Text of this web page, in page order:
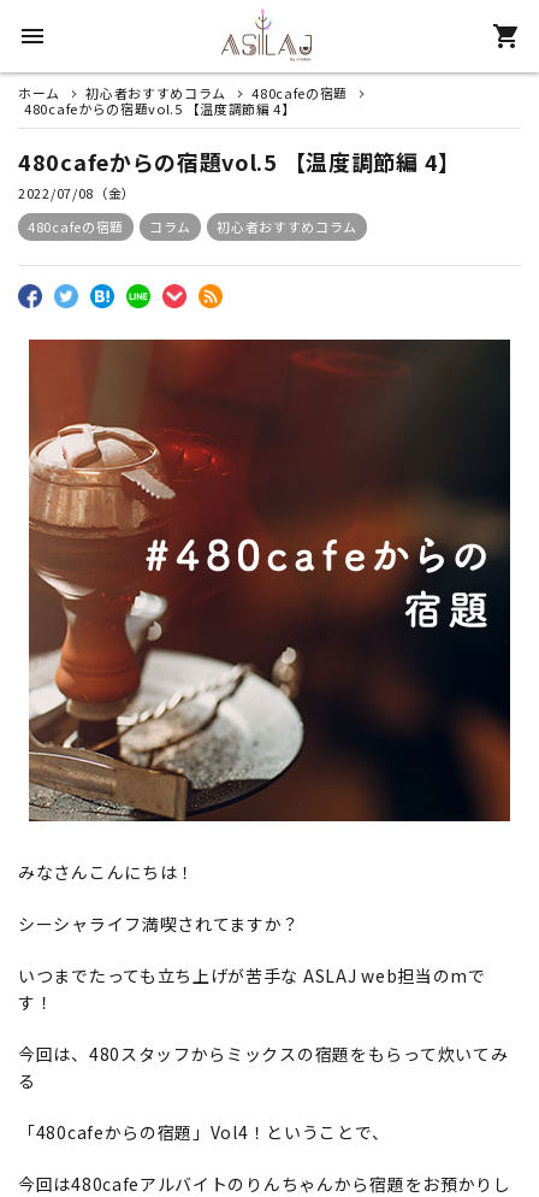
menu shopping_cart
パイプから探す
初心者セット
フレーバーから探す
アクセサリー
炭から探す
プライバシーポリシー
特定商取引法について
お問い合わせ
ホーム 初心者おすすめコラム
480cafeの宿題
480cafeからの宿題vol.5 【温度調節編 4】
480cafeからの宿題vol.5 【温度調節編 4】
2022/07/08（金）
480cafeの宿題
コラム 初心者おすすめコラム
みなさんこんにちは！
シーシャライフ満喫されてますか？
いつまでたっても立ち上げが苦手な ASLAJ web担当のmで
す！
今回は、480スタッフからミックスの宿題をもらって炊いてみ
る
「480cafeからの宿題」Vol4！ということで、
今回は480cafeアルバイトのりんちゃんから宿題をお預かりし